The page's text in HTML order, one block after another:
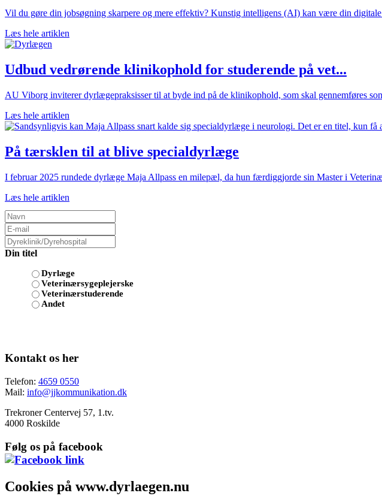
Vil du gøre din jobsøgning skarpere og mere effektiv? Kunstig intelligens (AI) kan være din digitale
Læs hele artiklen
Udbud vedrørende klinikophold for studerende på vet...
AU Viborg inviterer dyrlægepraksisser til at byde ind på de klinikophold, som skal gennemføres
Læs hele artiklen
På tærsklen til at blive specialdyrlæge
I februar 2025 rundede dyrlæge Maja Allpass en milepæl, da hun færdiggjorde sin Master i
Læs hele artiklen
Din titel
Dyrlæge
Veterinærsygeplejerske
Veterinærstuderende
Andet
Kontakt os her
Telefon: 4659 0550
Mail: info@jjkommunikation.dk
Trekroner Centervej 57, 1.tv.
4000 Roskilde
Følg os på facebook
Cookies på www.dyrlaegen.nu